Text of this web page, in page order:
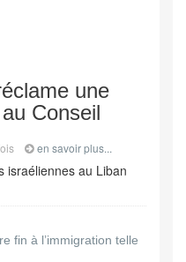
une
Conseil
en savoir plus...
israéliennes au Liban
fin à l’immigration telle